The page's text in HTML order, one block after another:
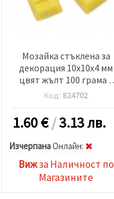
Мозайка стъклена за
декорация 10x10x4 мм
цвят жълт 100 грама ~
153 броя
Код: 824702
1.60€/3.13 лв.
ИзчерпанаOнлайн:
Вижза Наличност по
Магазините